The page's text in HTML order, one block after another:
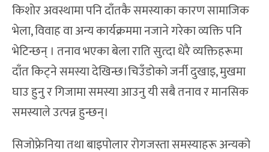
किशोर अवस्थामा पनि दाँतकै समस्याका कारण सामाजिक
भेला, विवाह वा अन्य कार्यक्रममा नजाने गरेका व्यक्ति पनि
भेटिन्छन् । तनाव भएका बेला राति सुत्दा धेरै व्यक्तिहरूमा
दाँत किट्ने समस्या देखिन्छ।चिउँडोको जर्नी दुखाइ, मुखमा
घाउ हुनु र गिजामा समस्या आउनु यी सबै तनाव र मानसिक
समस्याले उत्पन्न हुन्छन्।
सिजोफ्रेनिया तथा बाइपोलार रोगजस्ता समस्याहरू अन्यको